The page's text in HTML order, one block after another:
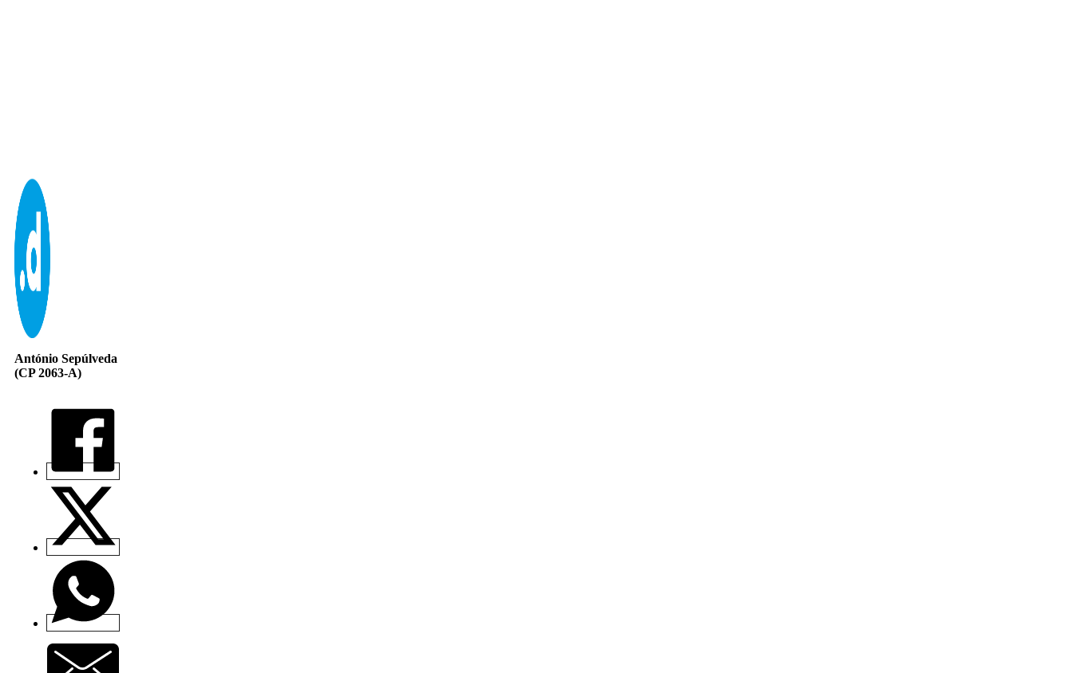
António Sepúlveda
(CP 2063-A)